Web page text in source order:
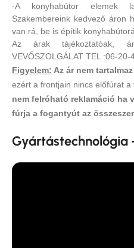
-A konyhabútor elemek
Szakembereink kedvező áron
van rá, be is építik
Az árak tájékoztatóak,
VEVŐSZOLGÁLAT TEL :06-20-
Figyelem: Az ár nem
ezért a frontjain nincs előfúrat a
nem felróható reklamáció ha
fúrja a fogantyút az
Gyártástechnológia